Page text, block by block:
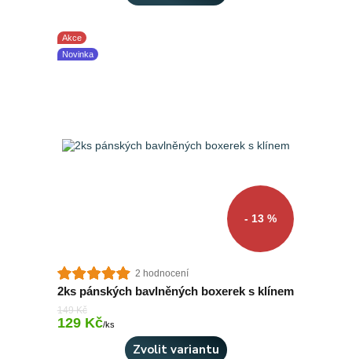
Akce
Novinka
- 13 %
2 hodnocení
2ks pánských bavlněných boxerek s klínem
149 Kč
129 Kč/ks
Zvolit variantu